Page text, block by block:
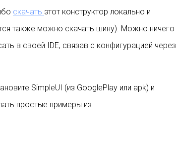
скачать этот конструктор локально и
также можно скачать шину). Можно ничего
в своей IDE, связав с конфигурацией через
SimpleUI (из GooglePlay или apk) и
простые примеры из